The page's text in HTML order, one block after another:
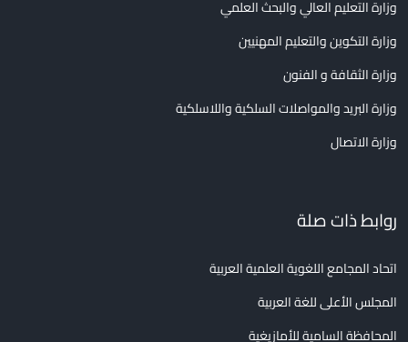
وزارة التعليم العالي والبحث العلمي
وزارة التكوين والتعليم المهنيين
وزارة الثقافة و الفنون
وزارة البريد والمواصلات السلكية واللاسلكية
وزارة الاتصال
روابط ذات صلة
اتحاد المجامع اللغوية العلمية العربية
المجلس الأعلى للغة العربية
المحافظة السامية للأمازيغية